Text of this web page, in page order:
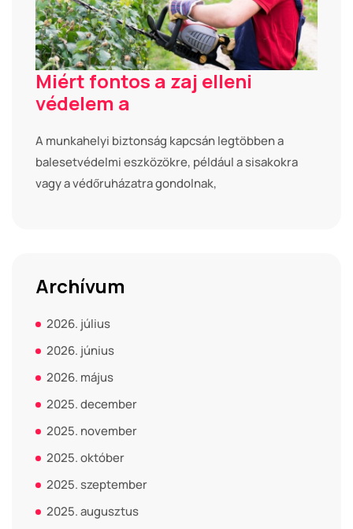
Miért fontos a zaj elleni
védelem a
A munkahelyi biztonság kapcsán legtöbben a
balesetvédelmi eszközökre, például a sisakokra
vagy a védőruházatra gondolnak,
Archívum
2026. július
2026. június
2026. május
2025. december
2025. november
2025. október
2025. szeptember
2025. augusztus